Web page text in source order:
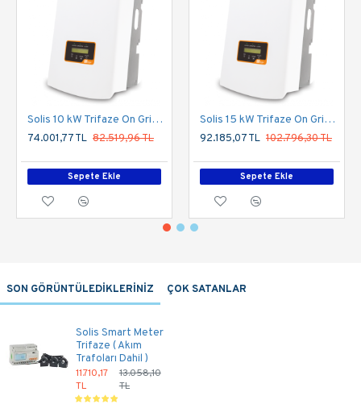
Solis 10 kW Trifaze On Grid Inverter
74.001,77 TL 82.519,96 TL
Sepete Ekle
Solis 15 kW Trifaze On Grid Inverter
92.185,07 TL 102.796,30 TL
Sepete Ekle
SON GÖRÜNTÜLEDİKLERİNİZ ÇOK SATANLAR
Solis Smart Meter
Trifaze ( Akım
Trafoları Dahil )
11.710,17
TL
13.058,10
TL